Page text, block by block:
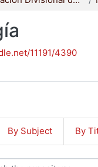
11191/4390
By Subject By